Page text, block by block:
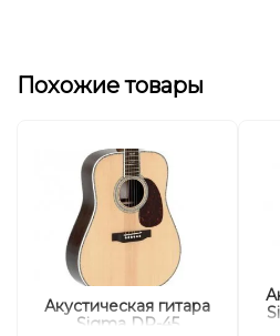
Похожие товары
Акустическая гитара
Sigma DR-45